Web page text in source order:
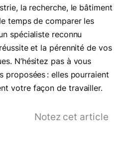
la recherche, le bâtiment
temps de comparer les
spécialiste reconnu
et la pérennité de vos
N’hésitez pas à vous
proposées : elles pourraient
votre façon de travailler.
Notez cet article